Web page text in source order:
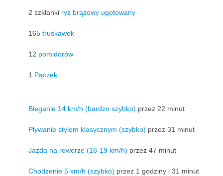
2 szklanki ryż brązowy ugotowany
165 truskawek
12 pomidorów
1 Pączek
Bieganie 14 km/h (bardzo szybko) przez 22 minut
Pływanie stylem klasycznym (szybko) przez 31 minut
Jazda na rowerze (16-19 km/h) przez 47 minut
Chodzenie 5 km/h (szybko) przez 1 godziny i 31 minut